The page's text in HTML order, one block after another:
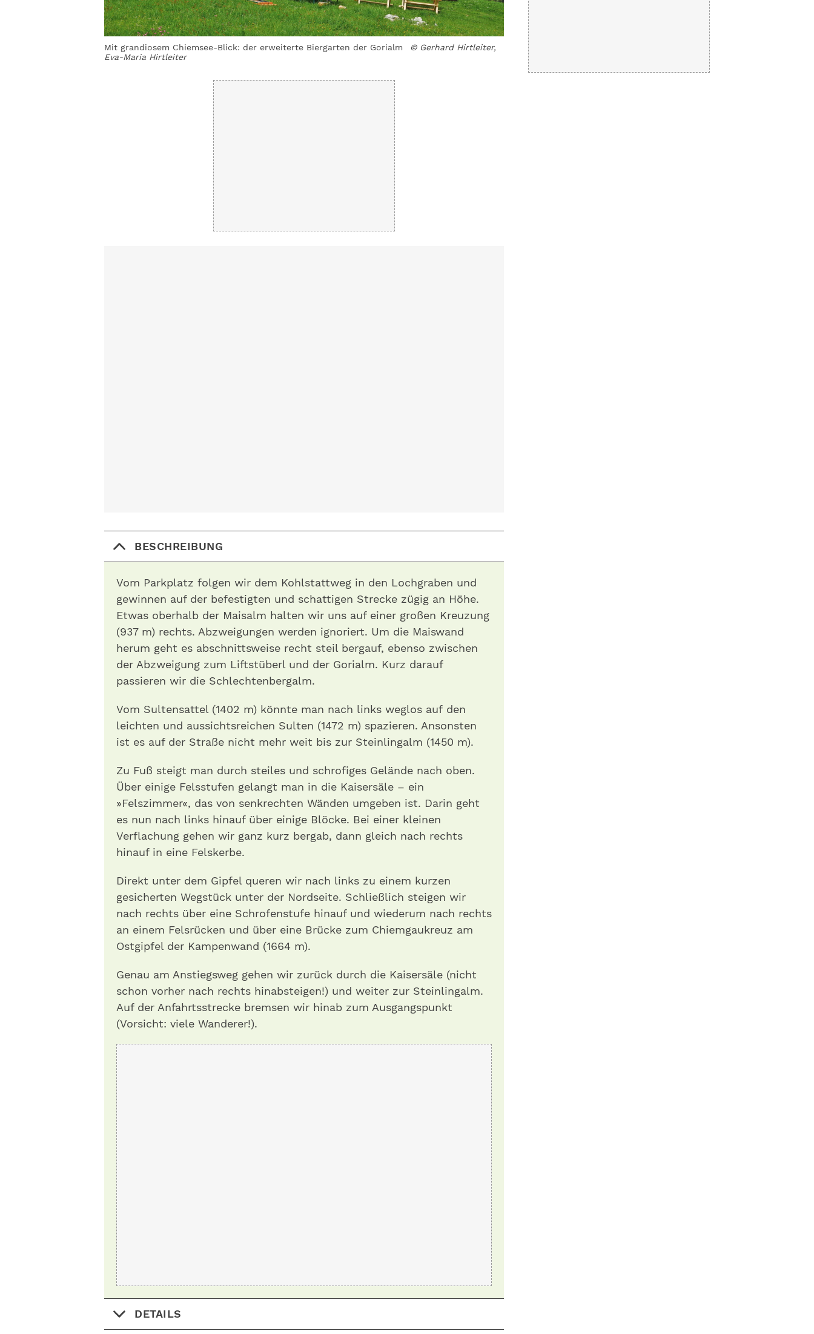
Mit grandiosem Chiemsee-Blick: der erweiterte Biergarten der Gorialm
© Gerhard Hirtleiter,
Eva-Maria Hirtleiter
BESCHREIBUNG
Vom Parkplatz folgen wir dem Kohlstattweg in den Lochgraben und
gewinnen auf der befestigten und schattigen Strecke zügig an Höhe.
Etwas oberhalb der Maisalm halten wir uns auf einer großen Kreuzung
(937 m) rechts. Abzweigungen werden ignoriert. Um die Maiswand
herum geht es abschnittsweise recht steil bergauf, ebenso zwischen
der Abzweigung zum Liftstüberl und der Gorialm. Kurz darauf
passieren wir die Schlechtenbergalm.
Vom Sultensattel (1402 m) könnte man nach links weglos auf den
leichten und aussichtsreichen Sulten (1472 m) spazieren. Ansonsten
ist es auf der Straße nicht mehr weit bis zur Steinlingalm (1450 m).
Zu Fuß steigt man durch steiles und schrofiges Gelände nach oben.
Über einige Felsstufen gelangt man in die Kaisersäle – ein
»Felszimmer«, das von senkrechten Wänden umgeben ist. Darin geht
es nun nach links hinauf über einige Blöcke. Bei einer kleinen
Verflachung gehen wir ganz kurz bergab, dann gleich nach rechts
hinauf in eine Felskerbe.
Direkt unter dem Gipfel queren wir nach links zu einem kurzen
gesicherten Wegstück unter der Nordseite. Schließlich steigen wir
nach rechts über eine Schrofenstufe hinauf und wiederum nach rechts
an einem Felsrücken und über eine Brücke zum Chiemgaukreuz am
Ostgipfel der Kampenwand (1664 m).
Genau am Anstiegsweg gehen wir zurück durch die Kaisersäle (nicht
schon vorher nach rechts hinabsteigen!) und weiter zur Steinlingalm.
Auf der Anfahrtsstrecke bremsen wir hinab zum Ausgangspunkt
(Vorsicht: viele Wanderer!).
DETAILS